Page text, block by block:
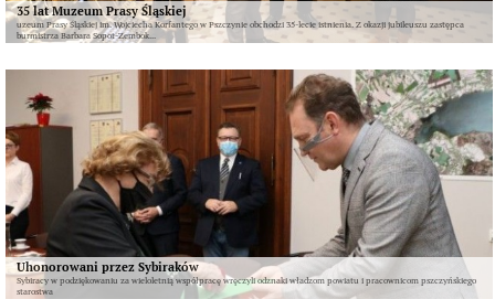
35 lat Muzeum Prasy Śląskiej
uzeum Prasy Śląskiej im. Wojciecha Korfantego w Pszczynie obchodzi 35-lecie istnienia. Z okazji jubileuszu zastępca
burmistrza Barbara Sopot-Zembok...
Uhonorowani przez Sybiraków
Sybiracy w podziękowaniu za wieloletnią współpracę wręczyli odznaki władzom powiatu i pracownicom pszczyńskiego
starostwa